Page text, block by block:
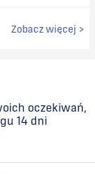
768
768
Zobacz więcej >
oczekiwań,
14 dni